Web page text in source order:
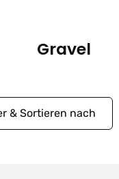
Gravel
& Sortieren nach